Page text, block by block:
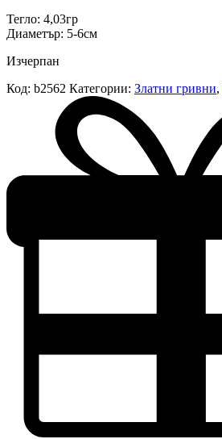
Тегло: 4,03гр
Диаметър: 5-6см
Изчерпан
Код: b2562 Категории: Златни гривни,